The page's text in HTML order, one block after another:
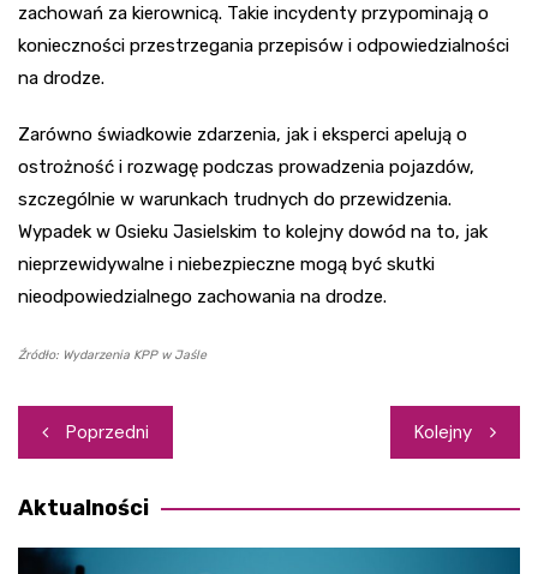
zachowań za kierownicą. Takie incydenty przypominają o
konieczności przestrzegania przepisów i odpowiedzialności
na drodze.
Zarówno świadkowie zdarzenia, jak i eksperci apelują o
ostrożność i rozwagę podczas prowadzenia pojazdów,
szczególnie w warunkach trudnych do przewidzenia.
Wypadek w Osieku Jasielskim to kolejny dowód na to, jak
nieprzewidywalne i niebezpieczne mogą być skutki
nieodpowiedzialnego zachowania na drodze.
Źródło: Wydarzenia KPP w Jaśle
Nawigacja
wpisu
Poprzedni Kolejny
Aktualności